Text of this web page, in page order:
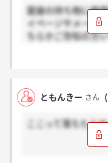
面接の持ち物に履
イページやメール
ちらかご存知の方
ともんきー さん
ここって落ちたら